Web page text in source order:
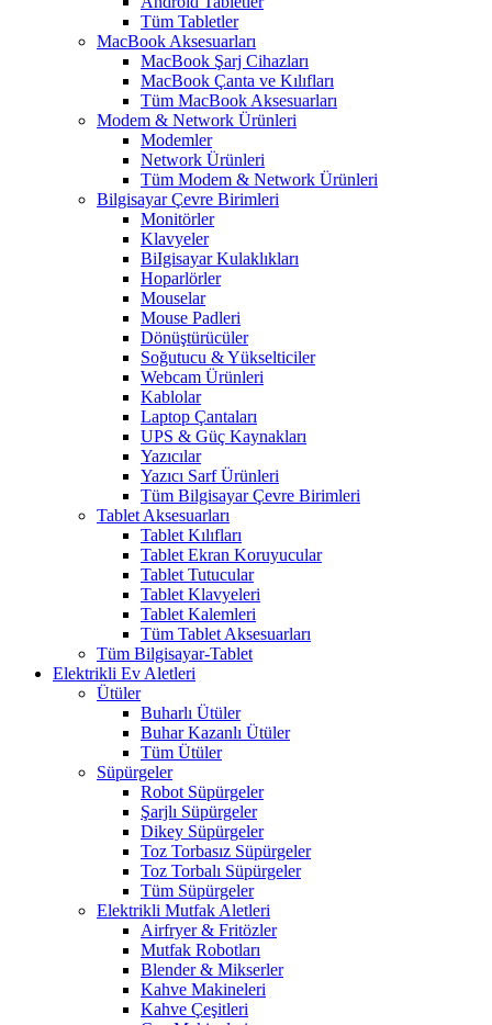
Tüm Tabletler
MacBook Aksesuarları
MacBook Şarj Cihazları
MacBook Çanta ve Kılıfları
Tüm MacBook Aksesuarları
Modem & Network Ürünleri
Modemler
Network Ürünleri
Tüm Modem & Network Ürünleri
Bilgisayar Çevre Birimleri
Monitörler
Klavyeler
BiIgisayar Kulaklıkları
Hoparlörler
Mouselar
Mouse Padleri
Dönüştürücüler
Soğutucu & Yükselticiler
Webcam Ürünleri
Kablolar
Laptop Çantaları
UPS & Güç Kaynakları
Yazıcılar
Yazıcı Sarf Ürünleri
Tüm Bilgisayar Çevre Birimleri
Tablet Aksesuarları
Tablet Kılıfları
Tablet Ekran Koruyucular
Tablet Tutucular
Tablet Klavyeleri
Tablet Kalemleri
Tüm Tablet Aksesuarları
Tüm Bilgisayar-Tablet
Elektrikli Ev Aletleri
Ütüler
Buharlı Ütüler
Buhar Kazanlı Ütüler
Tüm Ütüler
Süpürgeler
Robot Süpürgeler
Şarjlı Süpürgeler
Dikey Süpürgeler
Toz Torbasız Süpürgeler
Toz Torbalı Süpürgeler
Tüm Süpürgeler
Elektrikli Mutfak Aletleri
Airfryer & Fritözler
Mutfak Robotları
Blender & Mikserler
Kahve Makineleri
Kahve Çeşitleri